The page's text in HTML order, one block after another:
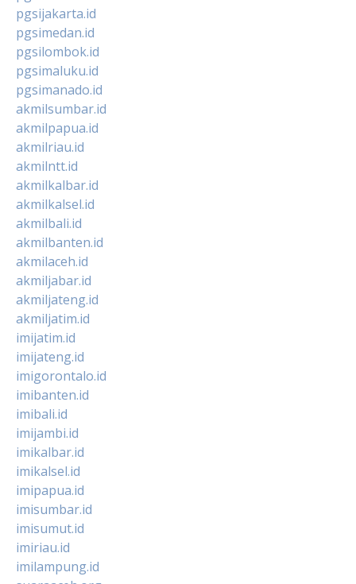
pgsijakarta.id
pgsimedan.id
pgsilombok.id
pgsimaluku.id
pgsimanado.id
akmilsumbar.id
akmilpapua.id
akmilriau.id
akmilntt.id
akmilkalbar.id
akmilkalsel.id
akmilbali.id
akmilbanten.id
akmilaceh.id
akmiljabar.id
akmiljateng.id
akmiljatim.id
imijatim.id
imijateng.id
imigorontalo.id
imibanten.id
imibali.id
imijambi.id
imikalbar.id
imikalsel.id
imipapua.id
imisumbar.id
imisumut.id
imiriau.id
imilampung.id